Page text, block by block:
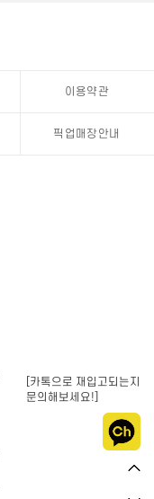
이용약관
픽업매장안내
[카톡으로 재입고되는지
문의해보세요!]